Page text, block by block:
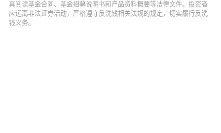
真阅读基金合同、基金招募说明书和产品资料概要等法律文件。投资者
应远离非法证券活动，严格遵守反洗钱相关法规的规定，切实履行反洗
钱义务。